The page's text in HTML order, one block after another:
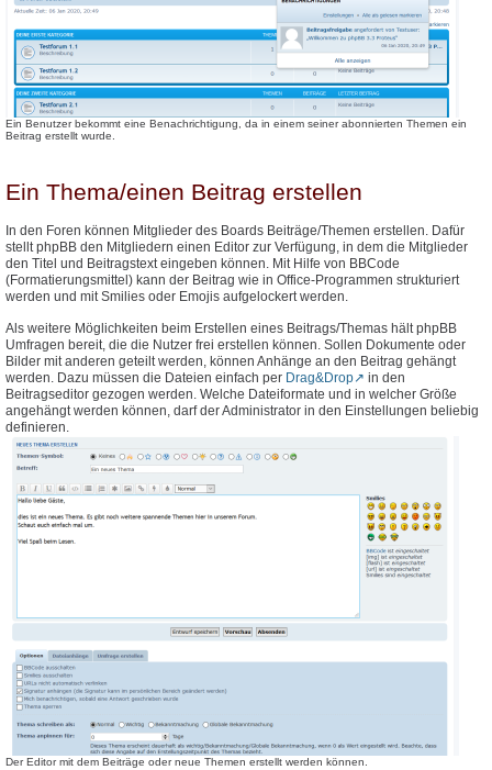
Ein Benutzer bekommt eine Benachrichtigung, da in einem seiner abonnierten Themen ein
Beitrag erstellt wurde.
Ein Thema/einen Beitrag erstellen
In den Foren können Mitglieder des Boards Beiträge/Themen erstellen. Dafür
stellt phpBB den Mitgliedern einen Editor zur Verfügung, in dem die Mitglieder
den Titel und Beitragstext eingeben können. Mit Hilfe von BBCode
(Formatierungsmittel) kann der Beitrag wie in Office-Programmen strukturiert
werden und mit Smilies oder Emojis aufgelockert werden.
Als weitere Möglichkeiten beim Erstellen eines Beitrags/Themas hält phpBB
Umfragen bereit, die die Nutzer frei erstellen können. Sollen Dokumente oder
Bilder mit anderen geteilt werden, können Anhänge an den Beitrag gehängt
werden. Dazu müssen die Dateien einfach per Drag&Drop
in den
Beitragseditor gezogen werden. Welche Dateiformate und in welcher Größe
angehängt werden können, darf der Administrator in den Einstellungen beliebig
definieren.
Der Editor mit dem Beiträge oder neue Themen erstellt werden können.